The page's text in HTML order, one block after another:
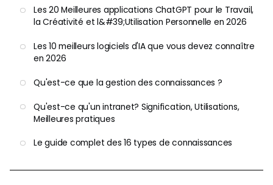
Les 20 Meilleures applications ChatGPT pour le Travail,
la Créativité et l&#39;Utilisation Personnelle en 2026
Les 10 meilleurs logiciels d'IA que vous devez connaître
en 2026
Qu'est-ce que la gestion des connaissances ?
Qu'est-ce qu'un intranet? Signification, Utilisations,
Meilleures pratiques
Le guide complet des 16 types de connaissances